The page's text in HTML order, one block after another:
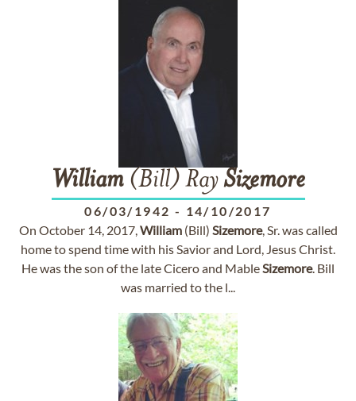
William(Bill) RaySizemore
06/03/1942 - 14/10/2017
On October 14, 2017,William(Bill) Sizemore, Sr. was called
home to spend time with his Savior and Lord, Jesus Christ.
He was the son of the late Cicero and MableSizemore. Bill
was married to the l...